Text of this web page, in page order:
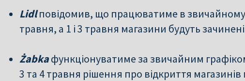
Lidlповідомив, що працюватиме в звичайному
травня, а 1 і 3 травня магазини будуть
Żabkaфункціонуватиме за звичайним
3 та 4 травня рішення про відкриття